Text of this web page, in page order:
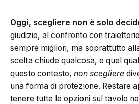
Oggi, scegliere non è solo
giudizio, al confronto con
sempre migliori, ma soprattutto
scelta chiude qualcosa, e quel
questo contesto, non scegliere
una forma di protezione. Restare
tenere tutte le opzioni sul tavolo